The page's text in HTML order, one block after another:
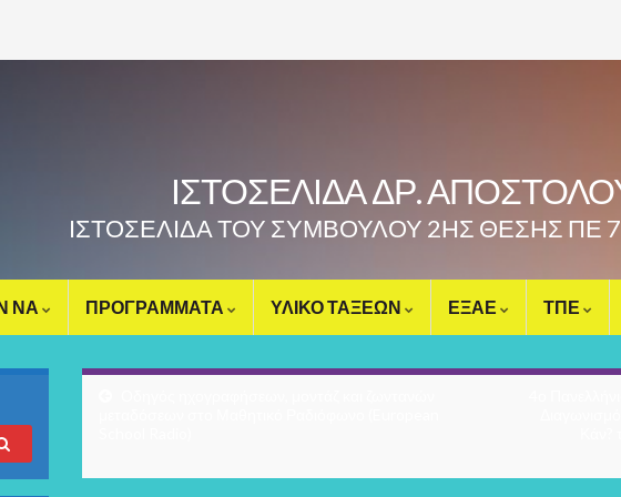
ΙΣΤΟΣΕΛΙΔΑ ΔΡ.
ΙΣΤΟΣΕΛΙΔΑ ΤΟΥ ΣΥΜΒΟΥΛΟΥ 2ΗΣ ΘΕΣΗΣ ΠΕ
ΝΑ ΠΡΟΓΡΑΜΜΑΤΑ ΥΛΙΚΟ ΤΑΞΕΩΝ ΕΞΑΕ ΤΠΕ